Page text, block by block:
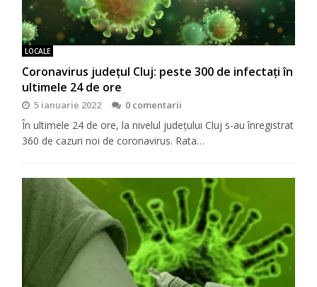
LOCALE
Coronavirus județul Cluj: peste 300 de infectați în
ultimele 24 de ore
5 ianuarie 2022 0 comentarii
În ultimele 24 de ore, la nivelul județului Cluj s-au înregistrat
360 de cazuri noi de coronavirus. Rata…